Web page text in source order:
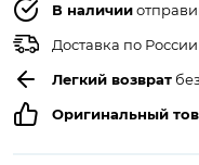
В наличии
Доставка по России
Легкий возврат
Оригинальный